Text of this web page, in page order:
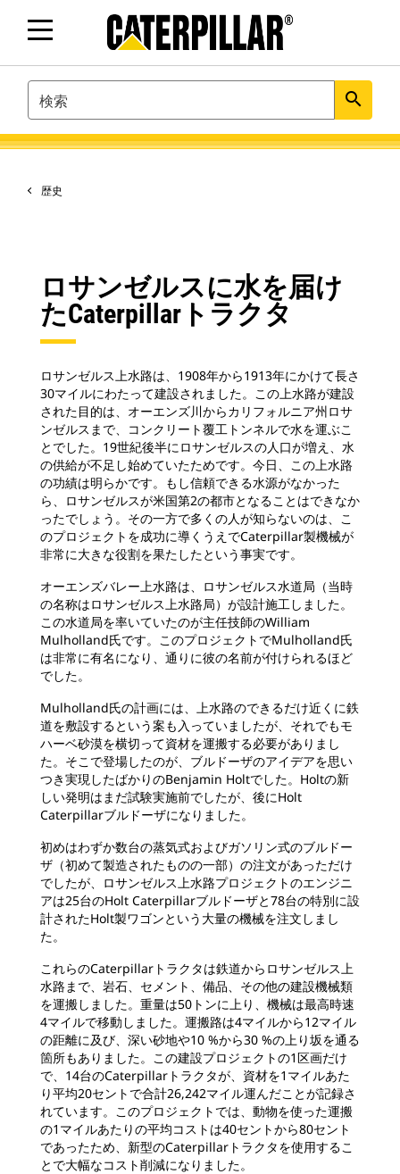
SEARCH search
歴史
ロサンゼルスに水を届け
たCaterpillarトラクタ
ロサンゼルス上水路は、1908年から1913年にかけて長さ
30マイルにわたって建設されました。この上水路が建設
された目的は、オーエンズ川からカリフォルニア州ロサ
ンゼルスまで、コンクリート覆工トンネルで水を運ぶこ
とでした。19世紀後半にロサンゼルスの人口が増え、水
の供給が不足し始めていたためです。今日、この上水路
の功績は明らかです。もし信頼できる水源がなかった
ら、ロサンゼルスが米国第2の都市となることはできなか
ったでしょう。その一方で多くの人が知らないのは、こ
のプロジェクトを成功に導くうえでCaterpillar製機械が
非常に大きな役割を果たしたという事実です。
オーエンズバレー上水路は、ロサンゼルス水道局（当時
の名称はロサンゼルス上水路局）が設計施工しました。
この水道局を率いていたのが主任技師のWilliam
Mulholland氏です。このプロジェクトでMulholland氏
は非常に有名になり、通りに彼の名前が付けられるほど
でした。
Mulholland氏の計画には、上水路のできるだけ近くに鉄
道を敷設するという案も入っていましたが、それでもモ
ハーベ砂漠を横切って資材を運搬する必要がありまし
た。そこで登場したのが、ブルドーザのアイデアを思い
つき実現したばかりのBenjamin Holtでした。Holtの新
しい発明はまだ試験実施前でしたが、後にHolt
Caterpillarブルドーザになりました。
初めはわずか数台の蒸気式およびガソリン式のブルドー
ザ（初めて製造されたものの一部）の注文があっただけ
でしたが、ロサンゼルス上水路プロジェクトのエンジニ
アは25台のHolt Caterpillarブルドーザと78台の特別に設
計されたHolt製ワゴンという大量の機械を注文しまし
た。
これらのCaterpillarトラクタは鉄道からロサンゼルス上
水路まで、岩石、セメント、備品、その他の建設機械類
を運搬しました。重量は50トンに上り、機械は最高時速
4マイルで移動しました。運搬路は4マイルから12マイル
の距離に及び、深い砂地や10 %から30 %の上り坂を通る
箇所もありました。この建設プロジェクトの1区画だけ
で、14台のCaterpillarトラクタが、資材を1マイルあた
り平均20セントで合計26,242マイル運んだことが記録さ
れています。このプロジェクトでは、動物を使った運搬
の1マイルあたりの平均コストは40セントから80セント
であったため、新型のCaterpillarトラクタを使用するこ
とで大幅なコスト削減になりました。